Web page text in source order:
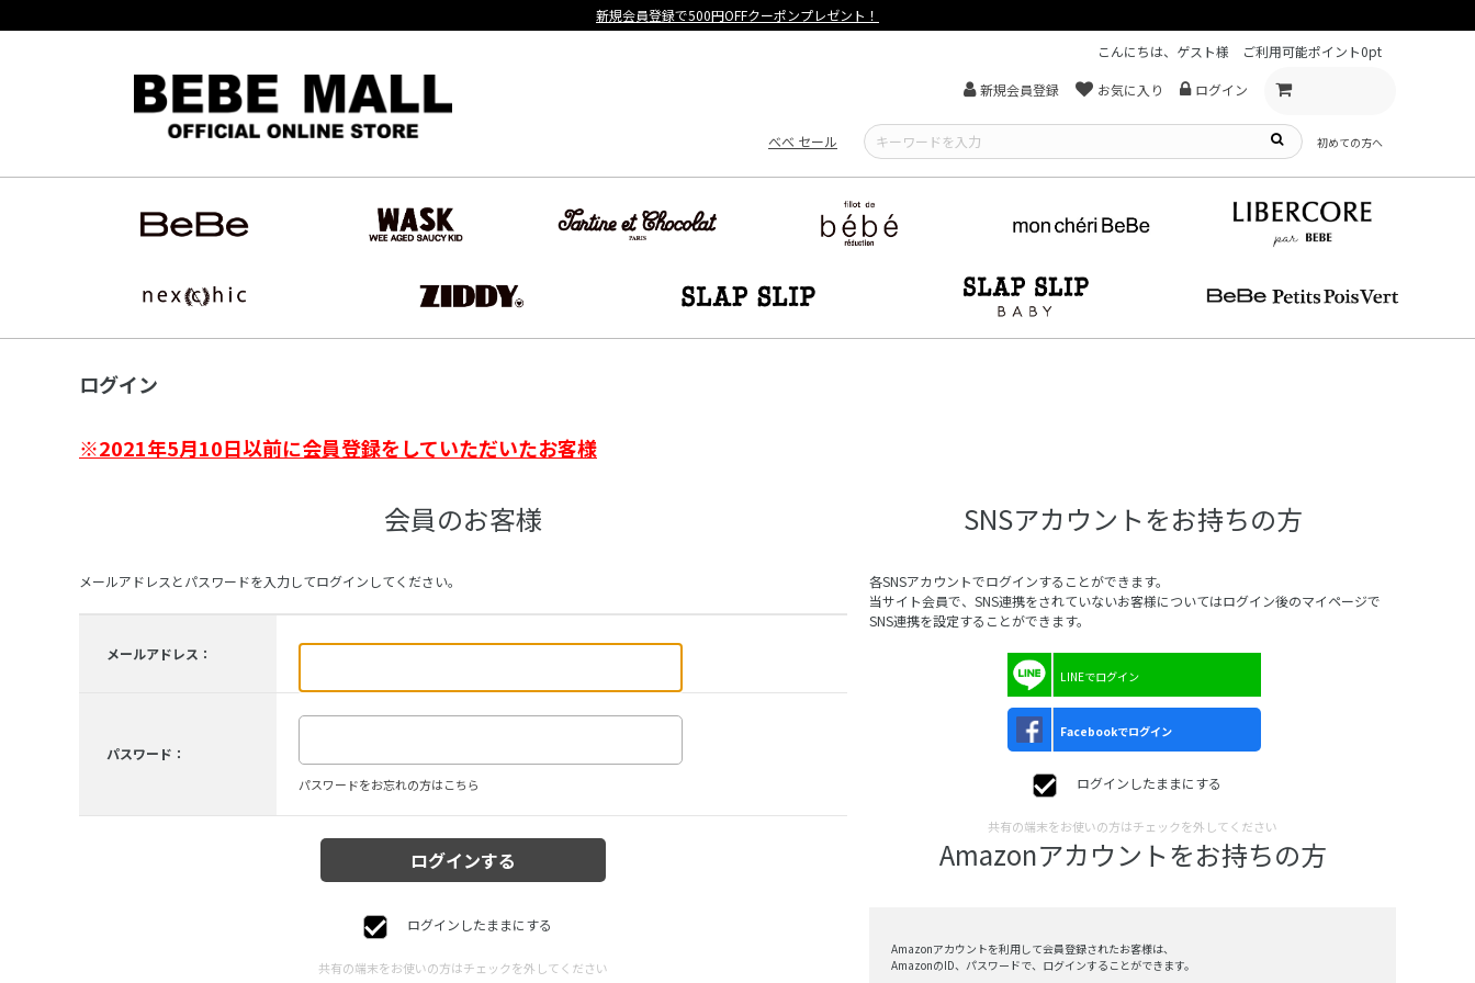
新規会員登録で500円OFFクーポンプレゼント！
こんにちは、ゲスト様
ご利用可能ポイント0pt
新規会員登録 お気に入り ログイン
べべ セール 初めての方へ
ログイン
※2021年5月10日以前に会員登録をしていただいたお客様
会員のお客様
メールアドレスとパスワードを入力してログインしてください。
メールアドレス：
パスワード：
パスワードをお忘れの方はこちら
ログインしたままにする
共有の端末をお使いの方はチェックを外してください
SNSアカウントをお持ちの方
各SNSアカウントでログインすることができます。
当サイト会員で、SNS連携をされていないお客様についてはログイン後のマイページで
SNS連携を設定することができます。
LINEでログイン
Facebookでログイン
ログインしたままにする
共有の端末をお使いの方はチェックを外してください
Amazonアカウントをお持ちの方
Amazonアカウントを利用して会員登録されたお客様は、
AmazonのID、パスワードで、ログインすることができます。